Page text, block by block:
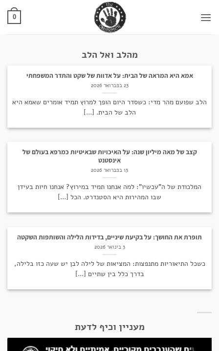
0
מהלב ואל הלב
אמא היא המראה של הבית: על אדוות של שקט והתדר המשפחתי
23 בפברואר 2026
הלב שפועם מהר מדי: כשסדר היום הופך למרוץ תמיד אומרים שאמא היא
הלב של הבית. [...]
קצב של מאה מיליון שנה: על האיכויות שבאיטיות כמרפא בעולם של
אינסטנט
13 בפברואר 2026
המלכודת של ה"עכשיו": למה אנחנו תמיד במירוץ? אנחנו חיות בעידן
שבו המהירות היא הסטנדרט. הכל [...]
תופרת את החושך: על בקיעת שיניים, בדידות הלילה והשותפות השקטה
3 בינואר 2026
כשכל התיאוריות מתנפצות: המציאות של לילה לבן יש שעה כזו בלילה,
בדרך כלל בין שתיים [...]
מעניין וכיף לדעת